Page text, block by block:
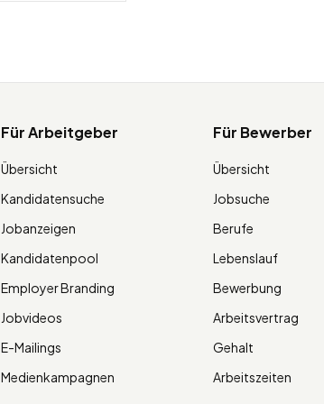
Für Arbeitgeber
Übersicht
Kandidatensuche
Jobanzeigen
Kandidatenpool
Employer Branding
Jobvideos
E-Mailings
Medienkampagnen
Für Bewerber
Übersicht
Jobsuche
Berufe
Lebenslauf
Bewerbung
Arbeitsvertrag
Gehalt
Arbeitszeiten